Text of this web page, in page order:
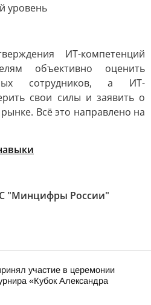
уровень
ИТ-компетенций
объективно оценить
сотрудников, а ИТ-
свои силы и заявить о
Всё это направлено на
"Минцифры России"
участие в церемонии
«Кубок Александра